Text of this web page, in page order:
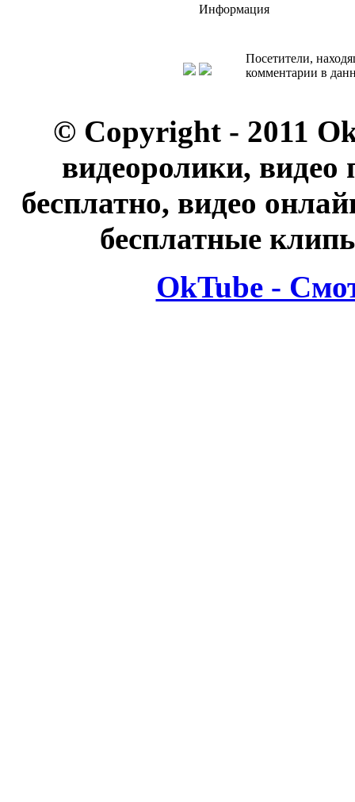
Информация
Посетители,
комментарии в
© Copyright - 2011
видеоролики, видео
бесплатно, видео
бесплатные
OkTube -